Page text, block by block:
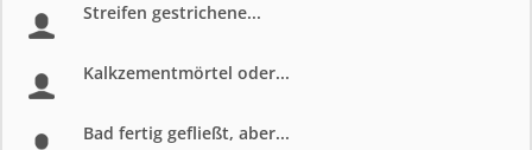
Streifen gestrichene...
Kalkzementmörtel oder...
Bad fertig gefließt, aber...